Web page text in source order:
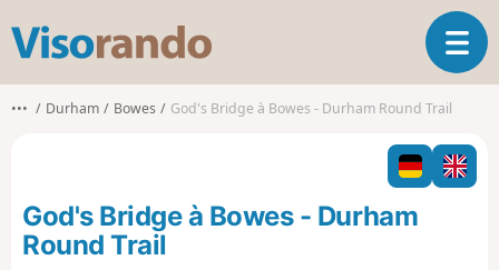
s
o
o
O
u
i
r
l
••• Durham Bowes God's Bridge à Bowes - Durham Round Trail
God's Bridge à Bowes - Durham
Round Trail